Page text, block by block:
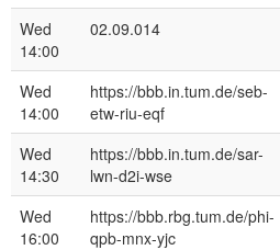
Wed
14:00
02.09.014
Wed
14:00
https://bbb.in.tum.de/seb-
etw-riu-eqf
Wed
14:30
https://bbb.in.tum.de/sar-
lwn-d2i-wse
Wed
16:00
https://bbb.rbg.tum.de/phi-
qpb-mnx-yjc